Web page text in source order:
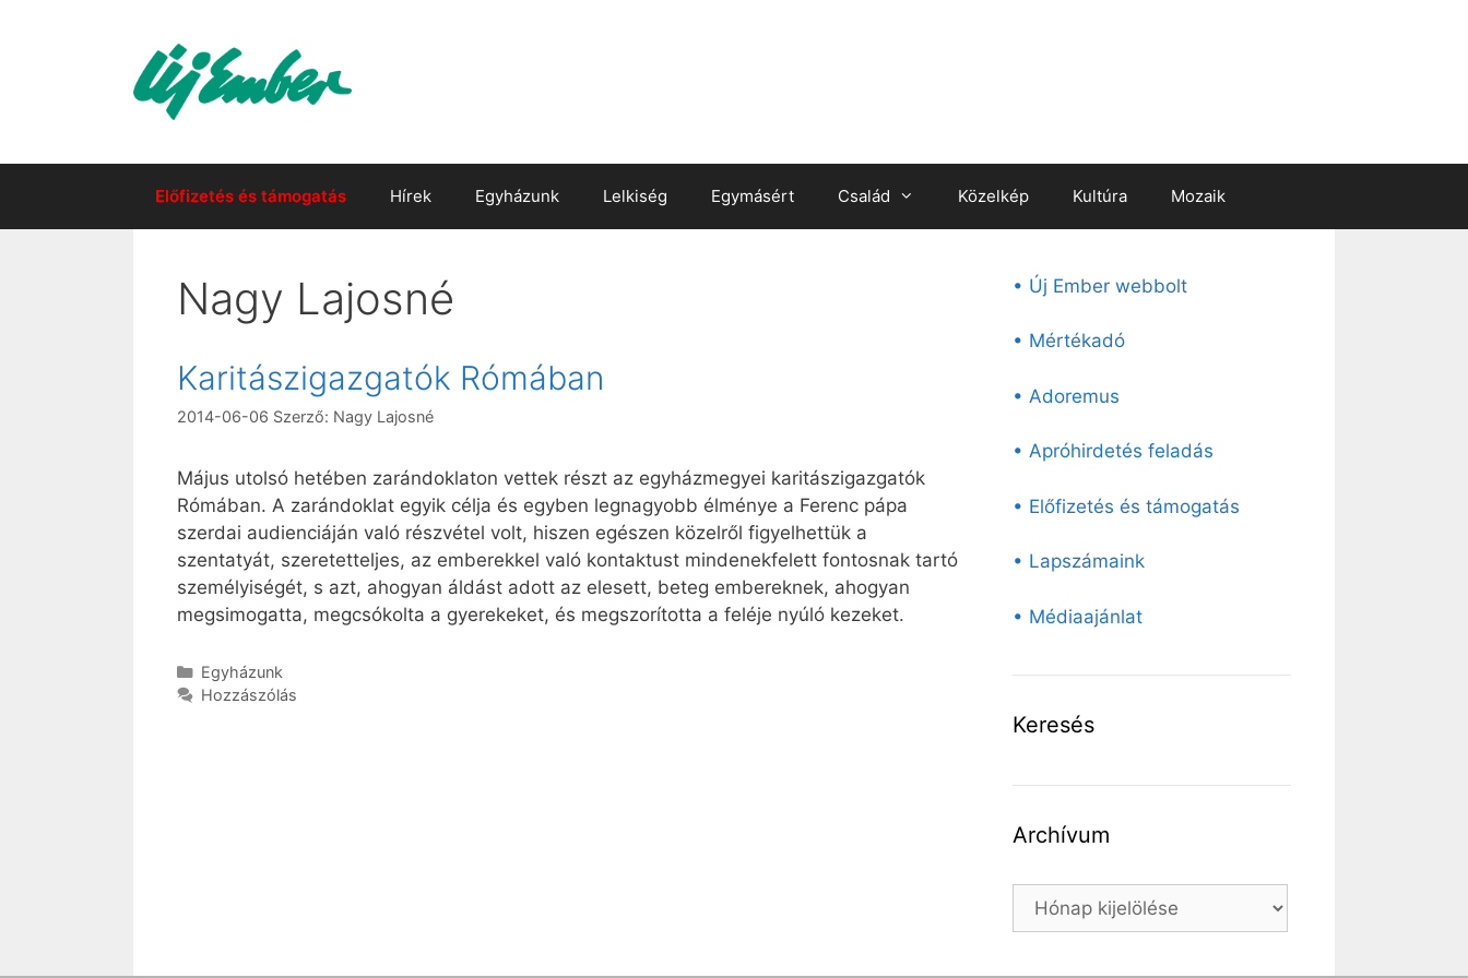
Előfizetés és támogatás Hírek Egyházunk Lelkiség Egymásért Család Közelkép Kultúra Mozaik
Nagy Lajosné
Karitászigazgatók Rómában
2014-06-06 Szerző: Nagy Lajosné
Május utolsó hetében zarándoklaton vettek részt az egyházmegyei karitászigazgatók
Rómában. A zarándoklat egyik célja és egyben legnagyobb élménye a Ferenc pápa
szerdai audienciáján való részvétel volt, hiszen egészen közelről figyelhettük a
szentatyát, szeretetteljes, az emberekkel való kontaktust mindenekfelett fontosnak tartó
személyiségét, s azt, ahogyan áldást adott az elesett, beteg embereknek, ahogyan
megsimogatta, megcsókolta a gyerekeket, és megszorította a feléje nyúló kezeket.
Kategória
Egyházunk
Hozzászólás
• Új Ember webbolt
• Mértékadó
• Adoremus
• Apróhirdetés feladás
• Előfizetés és támogatás
• Lapszámaink
• Médiaajánlat
Keresés
Archívum
Archívum